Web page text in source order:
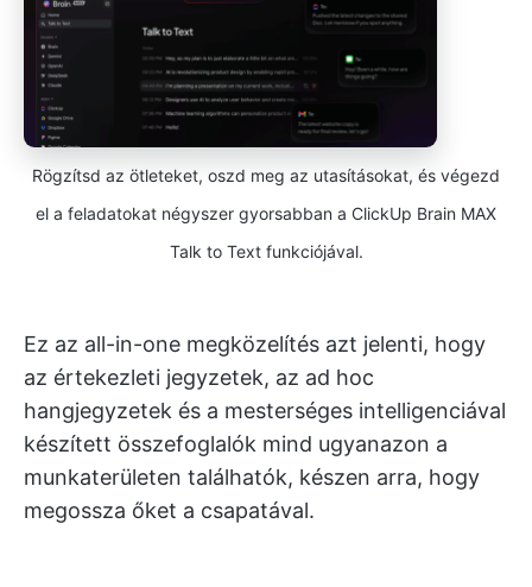
Rögzítsd az ötleteket, oszd meg az utasításokat, és végezd
el a feladatokat négyszer gyorsabban a ClickUp Brain MAX
Talk to Text funkciójával.
Ez az all-in-one megközelítés azt jelenti, hogy
az értekezleti jegyzetek, az ad hoc
hangjegyzetek és a mesterséges intelligenciával
készített összefoglalók mind ugyanazon a
munkaterületen találhatók, készen arra, hogy
megossza őket a csapatával.